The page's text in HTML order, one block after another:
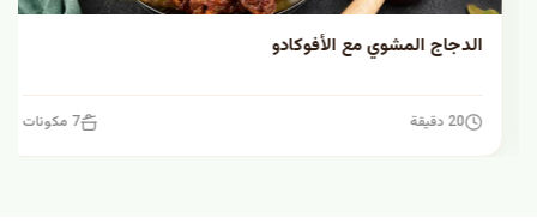
الدجاج المشوي مع الأفوكادو
20 دقيقة 7 مكونات